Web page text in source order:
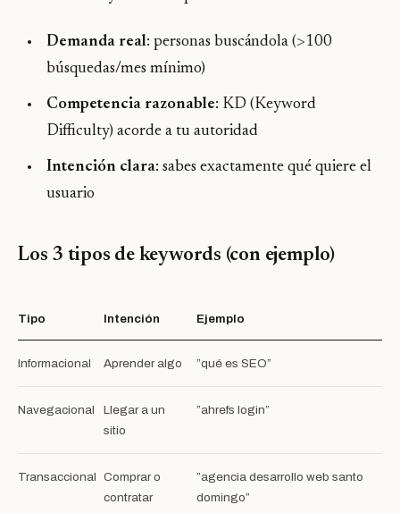
Demanda real: personas buscándola (>100
búsquedas/mes mínimo)
Competencia razonable: KD (Keyword
Difficulty) acorde a tu autoridad
Intención clara: sabes exactamente qué quiere el
usuario
Los 3 tipos de keywords (con ejemplo)
Tipo Intención Ejemplo
Informacional Aprender algo ”qué es SEO”
Navegacional
Llegar a un
sitio
”ahrefs login”
Transaccional Comprar o
contratar
”agencia desarrollo web santo
domingo”